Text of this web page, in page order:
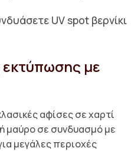
UV spot βερνίκι
εκτύπωσης με
αφίσες σε χαρτί
μαύρο σε συνδυασμό με
μεγάλες περιοχές